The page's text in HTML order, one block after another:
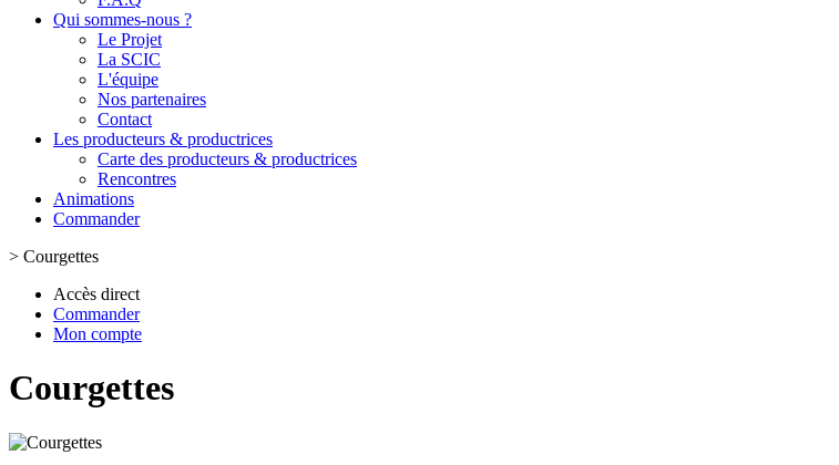
Qui sommes-nous ?
Le Projet
La SCIC
L'équipe
Nos partenaires
Contact
Les producteurs & productrices
Carte des producteurs & productrices
Rencontres
Animations
Commander
> Courgettes
Accès direct
Commander
Mon compte
Courgettes